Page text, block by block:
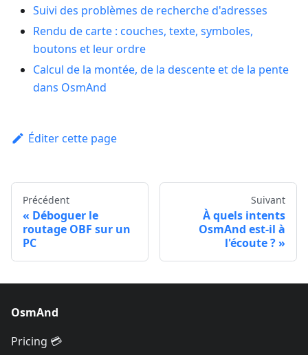
Suivi des problèmes de recherche d'adresses
Rendu de carte : couches, texte, symboles,
boutons et leur ordre
Calcul de la montée, de la descente et de la pente
dans OsmAnd
Éditer cette page
Précédent
Déboguer le
routage OBF sur un
PC
Suivant
À quels intents
OsmAnd est-il à
l'écoute ?
OsmAnd
Pricing 💳